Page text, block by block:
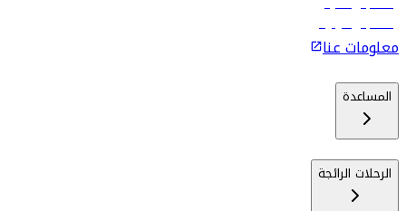
رحلات إلى كولومبو
معلومات عنا
المساعدة
الرحلات الرائجة